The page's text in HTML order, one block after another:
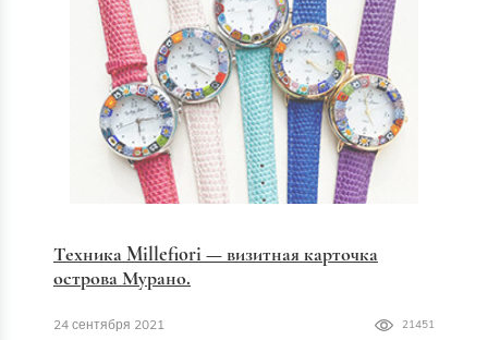
Техника Millefiori — визитная карточка
острова Мурано.
24 сентября 2021 21451